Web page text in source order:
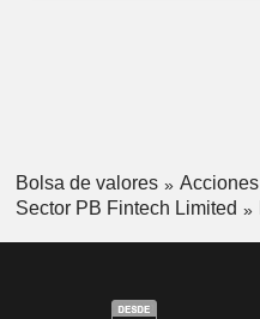
Bolsa de valores Acciones
Sector PB Fintech Limited